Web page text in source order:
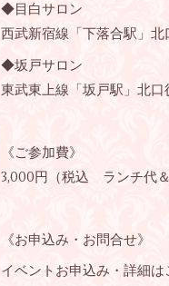
◆目白サロン
西武新宿線「下落合駅」北
◆坂戸サロン
東武東上線「坂戸駅」北口
《ご参加費》
3,000円（税込 ランチ代＆
《お申込み・お問合せ》
イベントお申込み・詳細は